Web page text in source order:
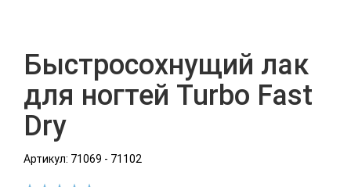
Быстросохнущий лак
для ногтей Turbo Fast
Dry
Артикул: 71069 - 71102